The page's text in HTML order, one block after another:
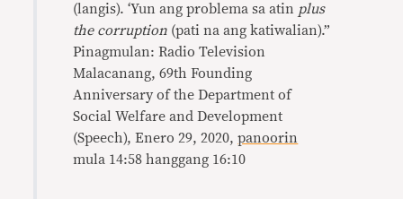
(langis). ‘Yun ang problema sa atin plus
the corruption (pati na ang katiwalian).”
Pinagmulan: Radio Television
Malacanang, 69th Founding
Anniversary of the Department of
Social Welfare and Development
(Speech), Enero 29, 2020,panoorin
mula 14:58 hanggang 16:10